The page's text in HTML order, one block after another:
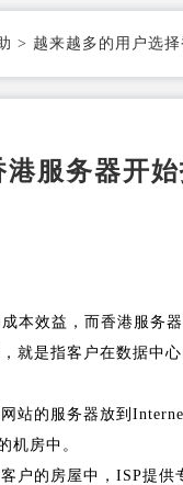
法国服务
TikTok跨
同时保证安全和灵
> 越来越多的用户选
服务器开
本效益，而香港服务
就是指客户在数据中
站的服务器放到
机房中。
户的房屋中，ISP提供